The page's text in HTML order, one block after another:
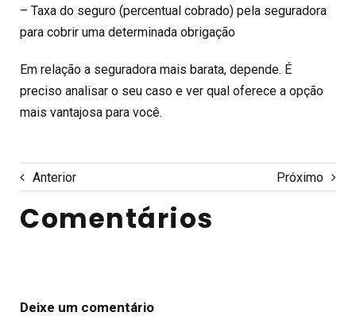
– Taxa do seguro (percentual cobrado) pela seguradora
para cobrir uma determinada obrigação
Em relação a seguradora mais barata, depende. É
preciso analisar o seu caso e ver qual oferece a opção
mais vantajosa para você.
Anterior Próximo
Comentários
Deixe um comentário